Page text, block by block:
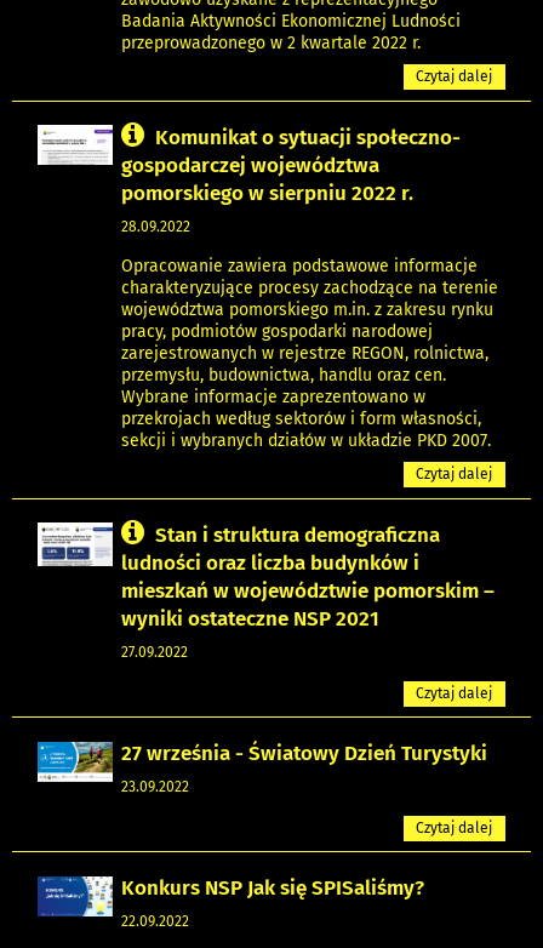
Badania Aktywności Ekonomicznej Ludności
przeprowadzonego w 2 kwartale 2022 r.
Czytaj dalej
Komunikat o sytuacji społeczno-
gospodarczej województwa
pomorskiego w sierpniu 2022 r.
28.09.2022
Opracowanie zawiera podstawowe informacje
charakteryzujące procesy zachodzące na terenie
województwa pomorskiego m.in. z zakresu rynku
pracy, podmiotów gospodarki narodowej
zarejestrowanych w rejestrze REGON, rolnictwa,
przemysłu, budownictwa, handlu oraz cen.
Wybrane informacje zaprezentowano w
przekrojach według sektorów i form własności,
sekcji i wybranych działów w układzie PKD 2007.
Czytaj dalej
Stan i struktura demograficzna
ludności oraz liczba budynków i
mieszkań w województwie pomorskim –
wyniki ostateczne NSP 2021
27.09.2022
Czytaj dalej
27 września - Światowy Dzień Turystyki
23.09.2022
Czytaj dalej
Konkurs NSP Jak się SPISaliśmy?
22.09.2022